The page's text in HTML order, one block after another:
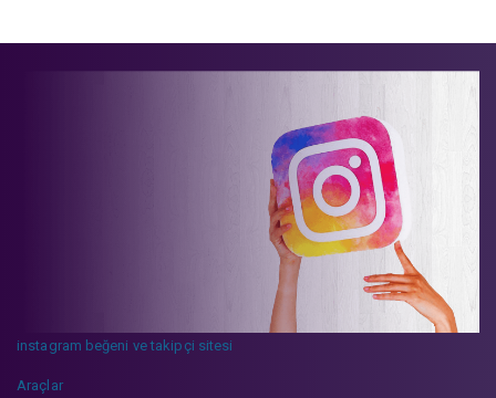
instagram beğeni ve takipçi sitesi
Araçlar